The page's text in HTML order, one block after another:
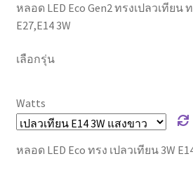
หลอด LED Eco Gen2 ทรงเปลวเทียน
E27,E14 3W
เลือกรุ่น
Watts
หลอด LED Eco ทรง เปลวเทียน 3W